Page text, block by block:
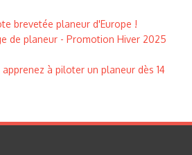
brevetée planeur d'Europe !
de planeur - Promotion Hiver 2025
à piloter un planeur dès 14